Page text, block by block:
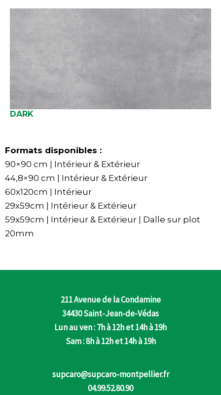
DARK
Formats disponibles :
90×90 cm | Intérieur & Extérieur
44,8×90 cm | Intérieur & Extérieur
60x120cm | Intérieur
29x59cm | Intérieur & Extérieur
59x59cm | Intérieur & Extérieur | Dalle sur plot
20mm
211 Avenue de la Condamine
34430 Saint-Jean-de-Védas
Lun au ven : 7h à 12h et 14h à 19h
Sam : 8h à 12h et 14h à 19h
supcaro@supcaro-montpellier.fr
04.99.52.80.90